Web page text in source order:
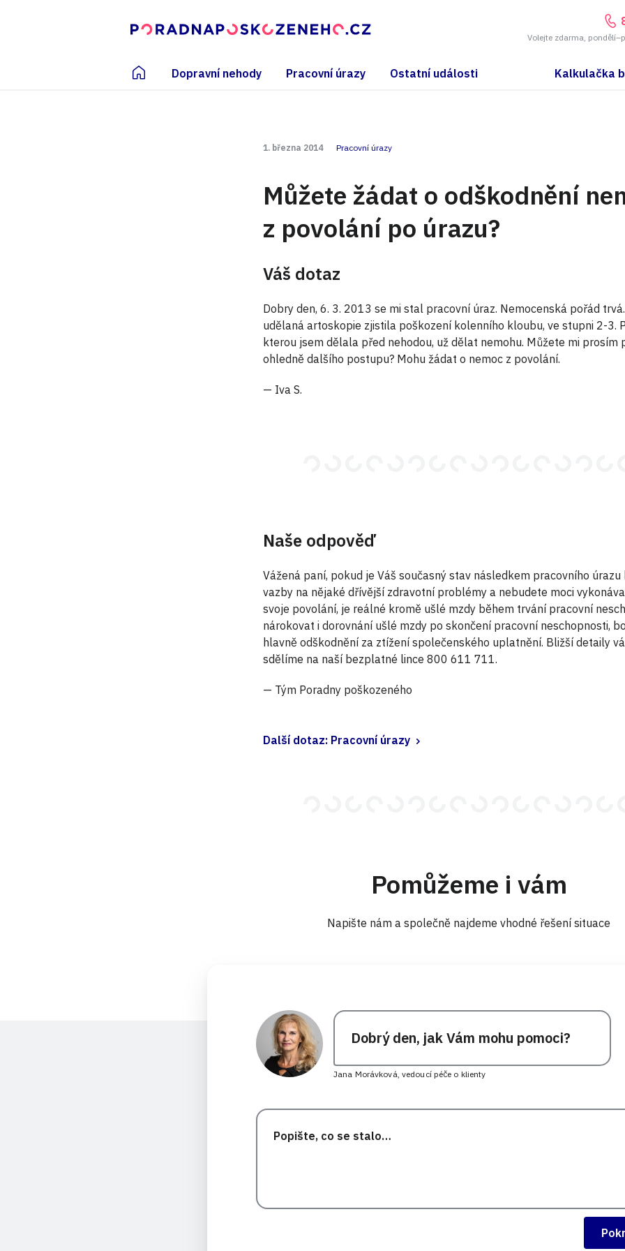
Volejte zdarma,
Dopravní nehody Pracovní úrazy Ostatní události Kalkulačka
1. března 2014 Pracovní úrazy
Můžete žádat o odškodnění
z povolání po úrazu?
Váš dotaz
Dobry den, 6. 3. 2013 se mi stal pracovní úraz. Nemocenská pořád
udělaná artoskopie zjistila poškození kolenního kloubu, ve stupni 2-3.
kterou jsem dělala před nehodou, už dělat nemohu. Můžete mi prosím
ohledně dalšího postupu? Mohu žádat o nemoc z povolání.
— Iva S.
Naše odpověď
Vážená paní, pokud je Váš současný stav následkem pracovního úrazu
vazby na nějaké dřívější zdravotní problémy a nebudete moci
svoje povolání, je reálné kromě ušlé mzdy během trvání pracovní
nárokovat i dorovnání ušlé mzdy po skončení pracovní neschopnosti,
hlavně odškodnění za ztížení společenského uplatnění. Bližší detaily
sdělíme na naší bezplatné lince 800 611 711.
— Tým Poradny poškozeného
Další dotaz: Pracovní úrazy
Pomůžeme i vám
Napište nám a společně najdeme vhodné řešení situace
Dobrý den, jak Vám mohu pomoci?
Jana Morávková, vedoucí péče o klienty